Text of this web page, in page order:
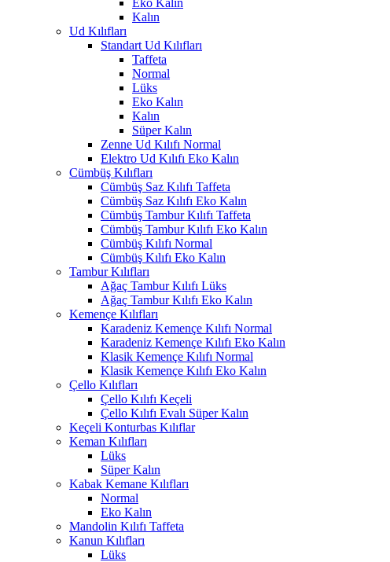
Kalın
Ud Kılıfları
Standart Ud Kılıfları
Taffeta
Normal
Lüks
Eko Kalın
Kalın
Süper Kalın
Zenne Ud Kılıfı Normal
Elektro Ud Kılıfı Eko Kalın
Cümbüş Kılıfları
Cümbüş Saz Kılıfı Taffeta
Cümbüş Saz Kılıfı Eko Kalın
Cümbüş Tambur Kılıfı Taffeta
Cümbüş Tambur Kılıfı Eko Kalın
Cümbüş Kılıfı Normal
Cümbüş Kılıfı Eko Kalın
Tambur Kılıfları
Ağaç Tambur Kılıfı Lüks
Ağaç Tambur Kılıfı Eko Kalın
Kemençe Kılıfları
Karadeniz Kemençe Kılıfı Normal
Karadeniz Kemençe Kılıfı Eko Kalın
Klasik Kemençe Kılıfı Normal
Klasik Kemençe Kılıfı Eko Kalın
Çello Kılıfları
Çello Kılıfı Keçeli
Çello Kılıfı Evalı Süper Kalın
Keçeli Konturbas Kılıflar
Keman Kılıfları
Lüks
Süper Kalın
Kabak Kemane Kılıfları
Normal
Eko Kalın
Mandolin Kılıfı Taffeta
Kanun Kılıfları
Lüks